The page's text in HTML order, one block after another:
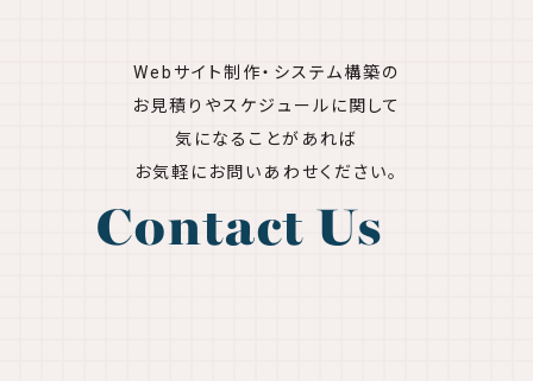
Webサイト制作・システム構築の
お見積りやスケジュールに関して
気になることがあれば
お気軽にお問いあわせください。
Contact Us